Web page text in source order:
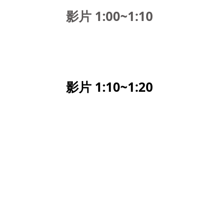
影片 1:00~1:10
影片 1:10~1:20